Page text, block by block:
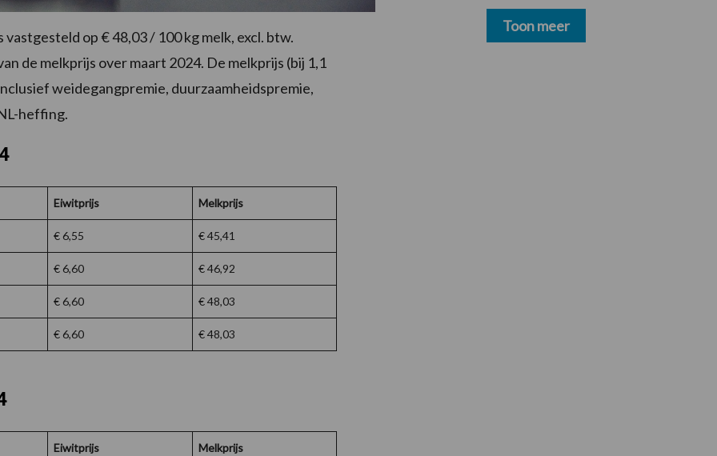
op € 48,03 / 100 kg melk, excl. btw.
de melkprijs over maart 2024. De melkprijs (bij 1,1
weidegangpremie, duurzaamheidspremie,
heffing.
Eiwitprijs Melkprijs
€ 6,55 € 45,41
€ 6,60 € 46,92
€ 6,60 € 48,03
€ 6,60 € 48,03
Eiwitprijs Melkprijs
Toon meer